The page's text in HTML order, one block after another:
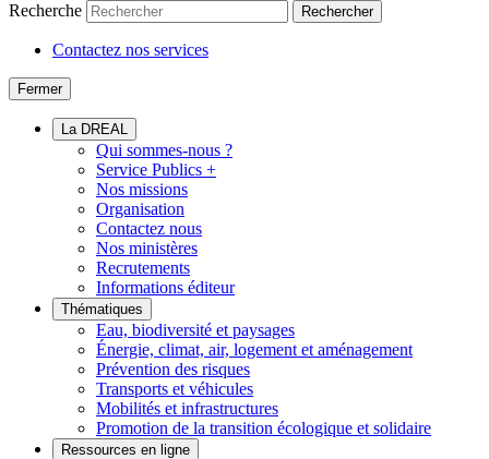
Recherche Rechercher
Contactez nos services
Fermer
La DREAL
Qui sommes-nous ?
Service Publics +
Nos missions
Organisation
Contactez nous
Nos ministères
Recrutements
Informations éditeur
Thématiques
Eau, biodiversité et paysages
Énergie, climat, air, logement et aménagement
Prévention des risques
Transports et véhicules
Mobilités et infrastructures
Promotion de la transition écologique et solidaire
Ressources en ligne